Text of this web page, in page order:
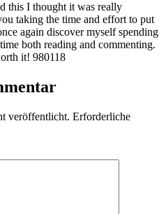
this I thought it was really
taking the time and effort to put
again discover myself spending
both reading and commenting.
it! 980118
veröffentlicht. Erforderliche